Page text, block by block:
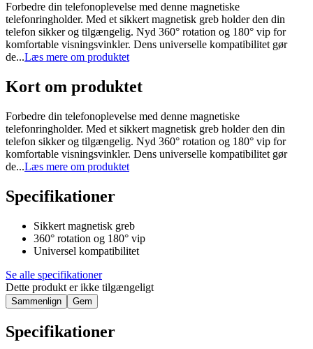
Forbedre din telefonoplevelse med denne magnetiske
telefonringholder. Med et sikkert magnetisk greb holder den din
telefon sikker og tilgængelig. Nyd 360° rotation og 180° vip for
komfortable visningsvinkler. Dens universelle kompatibilitet gør
de...Læs mere om produktet
Kort om produktet
Forbedre din telefonoplevelse med denne magnetiske
telefonringholder. Med et sikkert magnetisk greb holder den din
telefon sikker og tilgængelig. Nyd 360° rotation og 180° vip for
komfortable visningsvinkler. Dens universelle kompatibilitet gør
de...Læs mere om produktet
Specifikationer
Sikkert magnetisk greb
360° rotation og 180° vip
Universel kompatibilitet
Se alle specifikationer
Dette produkt er ikke tilgængeligt
Sammenlign Gem
Specifikationer